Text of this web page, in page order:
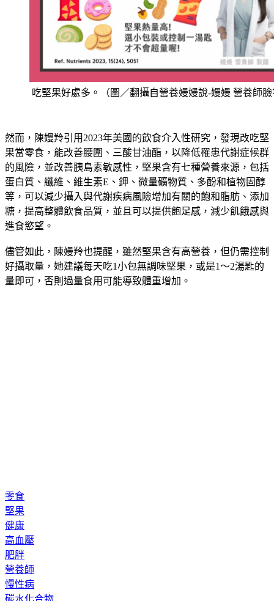
果當零食，能改善腰圍、三酸甘油酯，以降低罹患代謝症候群
的風險，並改善胰島素敏感性，堅果含有七種營養來源，包括
蛋白質、纖維、維生素E、鉀、微量礦物質、多酚和植物固醇
等，可以減少攝入與代謝疾病風險增加有關的飽和脂肪、添加
糖，提高整體飲食品質，並且可以提供飽足感，減少飢餓感與
進食慾望。
好攝取量，她建議每天吃1小包無調味堅果，或是1～2湯匙的
量即可，否則過量食用可能導致體重增加。
堅果
健康
高血壓
肥胖
營養師
慢性病
碳水化合物